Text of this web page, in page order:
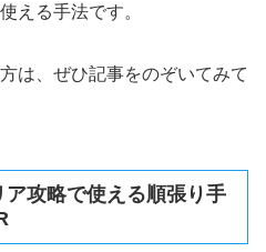
える手法です。
は、ぜひ記事をのぞいてみて
攻略で使える順張り手